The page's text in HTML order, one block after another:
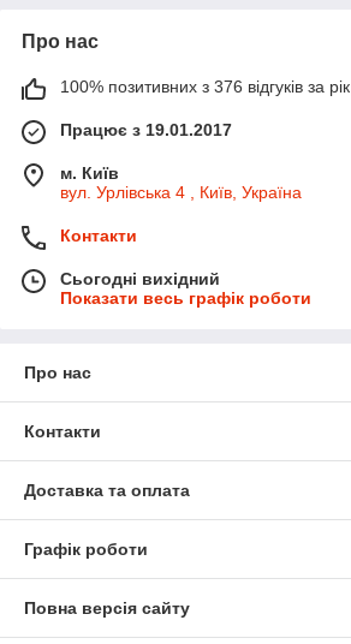
Про нас
100% позитивних з 376 відгуків за рік
Працює з 19.01.2017
м. Київ
вул. Урлівська 4 , Київ, Україна
Контакти
Сьогодні вихідний
Показати весь графік роботи
Про нас
Контакти
Доставка та оплата
Графік роботи
Повна версія сайту